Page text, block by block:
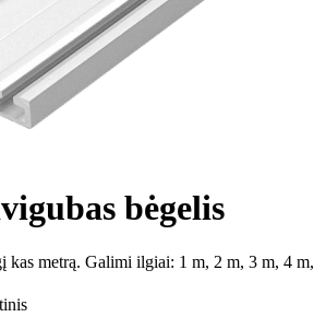
bėgelis
kas metrą. Galimi ilgiai: 1 m, 2 m, 3 m, 4 m,